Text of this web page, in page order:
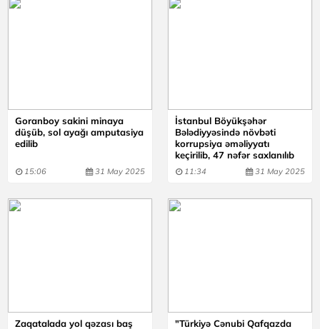
Goranboy sakini minaya
düşüb, sol ayağı amputasiya
edilib
15:06 31 May 2025
İstanbul Böyükşəhər
Bələdiyyəsində növbəti
korrupsiya əməliyyatı
keçirilib, 47 nəfər saxlanılıb
11:34 31 May 2025
Zaqatalada yol qəzası baş
"Türkiyə Cənubi Qafqazda